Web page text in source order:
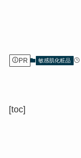
PR 敏感肌化粧品
[toc]